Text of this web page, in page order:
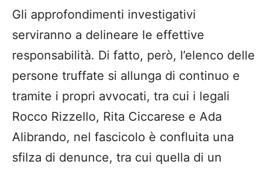
Gli approfondimenti investigativi
serviranno a delineare le effettive
responsabilità. Di fatto, però, l’elenco delle
persone truffate si allunga di continuo e
tramite i propri avvocati, tra cui i legali
Rocco Rizzello, Rita Ciccarese e Ada
Alibrando, nel fascicolo è confluita una
sfilza di denunce, tra cui quella di un